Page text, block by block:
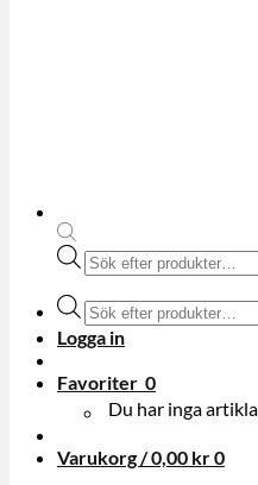
Produktsökning
Produktsökning
Logga in
Favoriter 0
Du har inga
Varukorg /0,00 kr0